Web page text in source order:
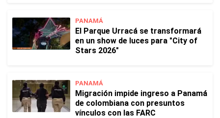
PANAMÁ
El Parque Urracá se transformará
en un show de luces para "City of
Stars 2026"
PANAMÁ
Migración impide ingreso a Panamá
de colombiana con presuntos
vínculos con las FARC